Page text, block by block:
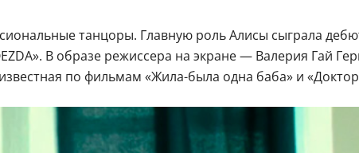
танцоры. Главную роль Алисы сыграла
В образе режиссера на экране — Валерия Гай
по фильмам «Жила-была одна баба» и